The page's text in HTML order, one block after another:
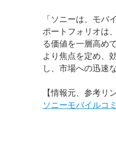
「ソニーは、モバ
ポートフォリオは
る価値を一層高め
より焦点を定め、
し、市場への迅速
【情報元、参考リ
ソニーモバイルコ